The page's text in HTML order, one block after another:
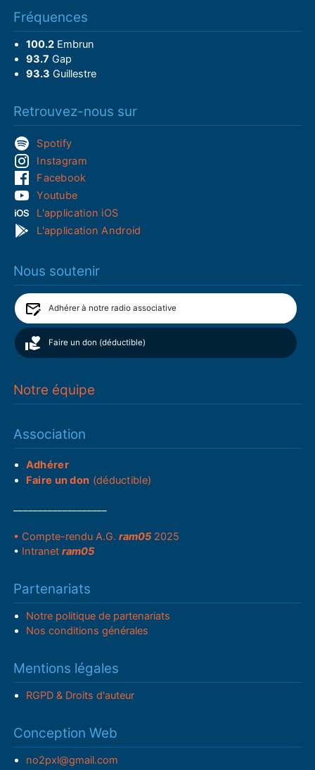
Fréquences
100.2Embrun
93.7 Gap
93.3 Guillestre
Retrouvez-nous sur
Spotify
Instagram
Facebook
Youtube
L'application iOS
L'application Android
Nous soutenir
Adhérer à notre radio associative
Faire un don (déductible)
Notre équipe
Association
Adhérer
Faire un don (déductible)
• Compte-rendu A.G.ram05 2025
• Intranetram05
Partenariats
Notre politique de partenariats
Nos conditions générales
Mentions légales
RGPD & Droits d'auteur
Conception Web
no2pxl@gmail.com